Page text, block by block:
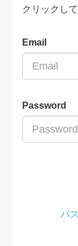
クリックし
Email
Password
パ